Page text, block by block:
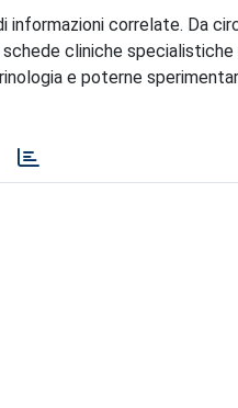
correlate. Da
schede cliniche
e poterne